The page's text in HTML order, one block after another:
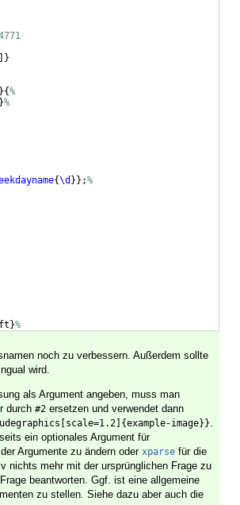
]}
}{%
}%
{\d }} ;%
}%
noch zu verbessern. Außerdem sollte
wird.
als Argument angeben, muss man
durch #2 ersetzen und verwendet dann
image}}.
ein optionales Argument für
Argumente zu ändern oder xparse für die
nichts mehr mit der ursprünglichen Frage zu
beantworten. Ggf. ist eine allgemeine
zu stellen. Siehe dazu aber auch die